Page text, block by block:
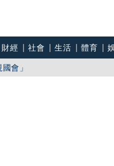
財經 社會 生活 體育
會」